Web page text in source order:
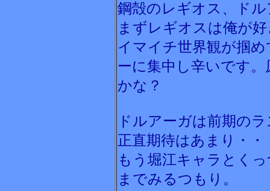
鋼殻のレギオス、ド
まずレギオスは俺が
イマイチ世界観が掴
ーに集中し辛いです
かな？
ドルアーガは前期の
正直期待はあまり・・
もう堀江キャラとく
までみるつもり。